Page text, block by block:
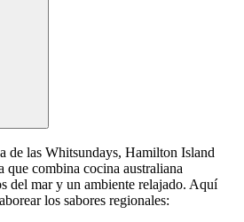
de las Whitsundays, Hamilton Island
que combina cocina australiana
del mar y un ambiente relajado. Aquí
los sabores regionales: